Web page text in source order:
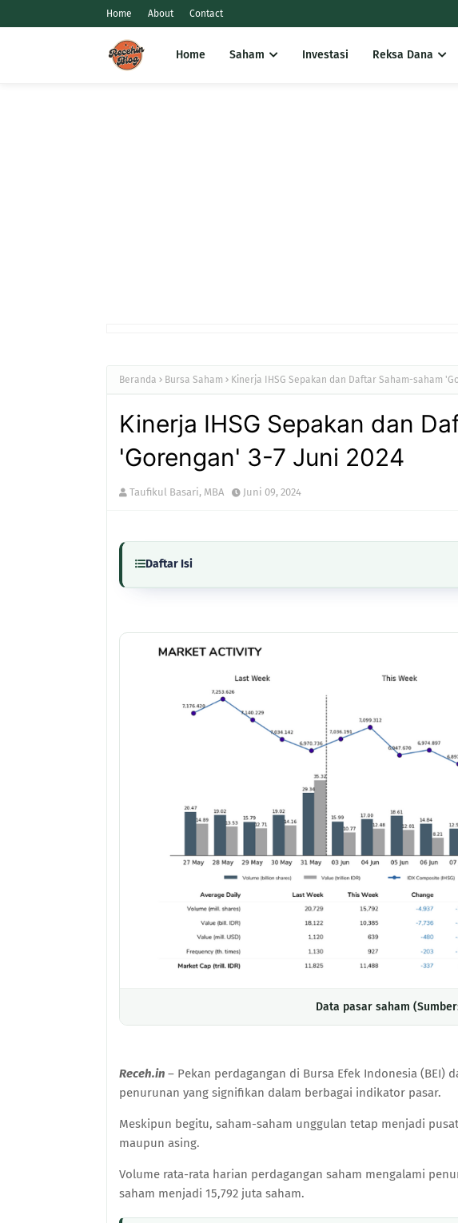
Home About Contact
Home Saham Investasi Reksa Dana
Beranda Bursa Saham Kinerja IHSG Sepakan dan Daftar Saham-saham
Kinerja IHSG Sepakan dan
'Gorengan' 3-7 Juni 2024
Taufikul Basari, MBA Juni 09, 2024
Daftar Isi
Data pasar saham
Receh.in – Pekan perdagangan di Bursa Efek Indonesia (BEI)
penurunan yang signifikan dalam berbagai indikator pasar.
Meskipun begitu, saham-saham unggulan tetap menjadi
maupun asing.
Volume rata-rata harian perdagangan saham mengalami
saham menjadi 15,792 juta saham.